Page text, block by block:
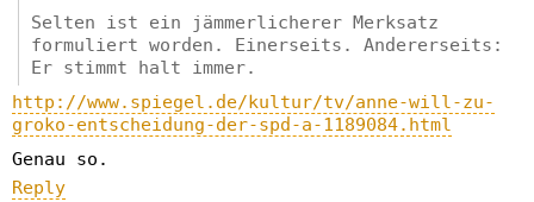
Selten ist ein jämmerlicherer Merksatz
formuliert worden. Einerseits. Andererseits:
Er stimmt halt immer.
http://www.spiegel.de/kultur/tv/anne-will-zu-
groko-entscheidung-der-spd-a-1189084.html
Genau so.
Reply